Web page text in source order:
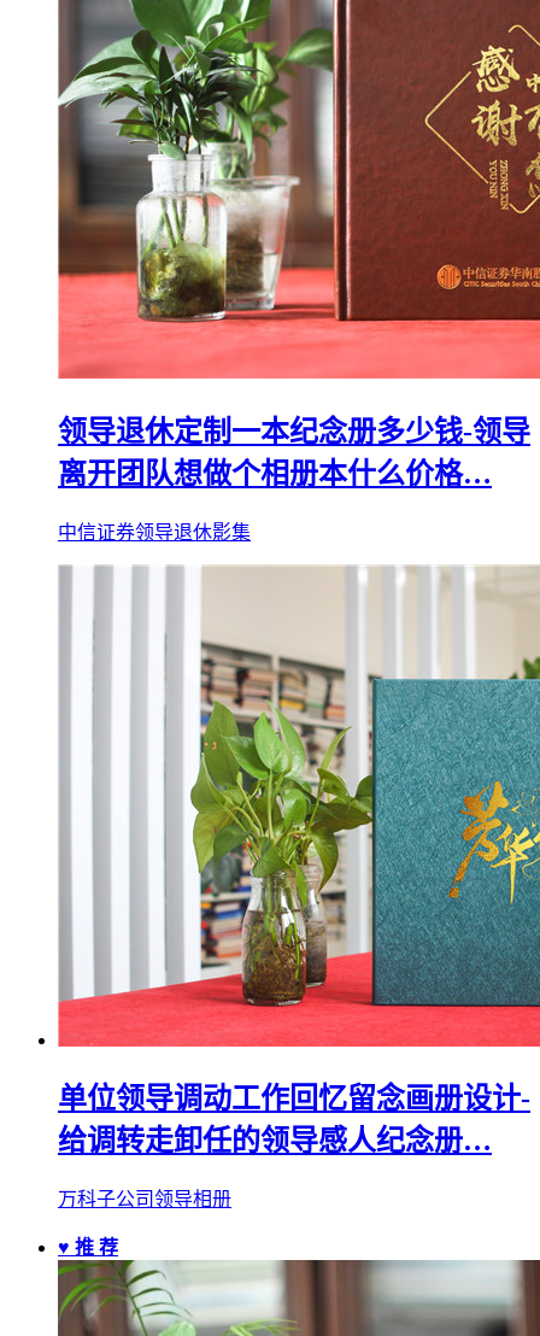
领导退休定制一本纪念册多少钱-领导
离开团队想做个相册本什么价格…
中信证券领导退休影集
单位领导调动工作回忆留念画册设计-
给调转走卸任的领导感人纪念册…
万科子公司领导相册
♥ 推 荐